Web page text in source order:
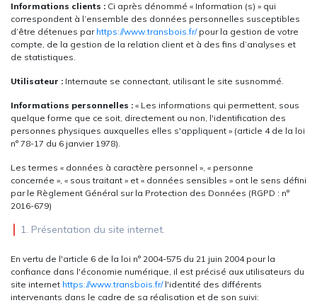
Informations clients : Ci après dénommé « Information (s) » qui
correspondent à l’ensemble des données personnelles susceptibles
d’être détenues par https://www.transbois.fr/pour la gestion de votre
compte, de la gestion de la relation client et à des fins d’analyses et
de statistiques.
Utilisateur : Internaute se connectant, utilisant le site susnommé.
Informations personnelles : « Les informations qui permettent, sous
quelque forme que ce soit, directement ou non, l'identification des
personnes physiques auxquelles elles s'appliquent » (article 4 de la loi
n° 78-17 du 6 janvier 1978).
Les termes « données à caractère personnel », « personne
concernée », « sous traitant » et « données sensibles » ont le sens défini
par le Règlement Général sur la Protection des Données (RGPD : n°
2016-679)
1. Présentation du site internet.
En vertu de l'article 6 de la loi n° 2004-575 du 21 juin 2004 pour la
confiance dans l'économie numérique, il est précisé aux utilisateurs du
site internet https://www.transbois.fr/l'identité des différents
intervenants dans le cadre de sa réalisation et de son suivi: